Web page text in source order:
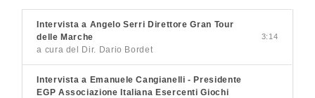
Intervista a Angelo Serri Direttore Gran Tour
delle Marche
a cura del Dir. Dario Bordet
3:14
Intervista a Emanuele Cangianelli - Presidente
EGP Associazione Italiana Esercenti Giochi